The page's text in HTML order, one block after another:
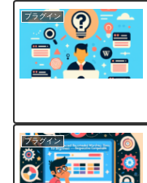
プラグイン
プラグイン